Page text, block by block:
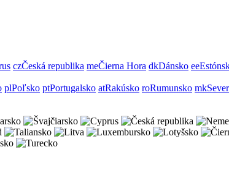
czČeská republika meČierna Hora dkDánsko ee
plPoľsko ptPortugalsko atRakúsko roRumunsko mk